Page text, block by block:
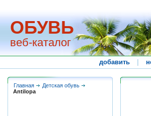
ОБУВЬ
веб-каталог
добавить
Главная
Детская обувь
Antilopa